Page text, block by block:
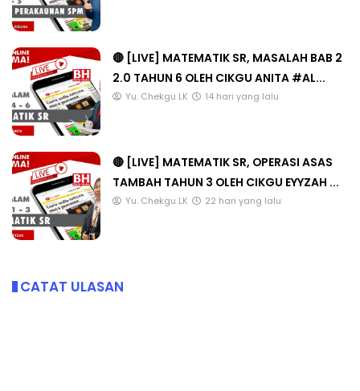
🔴 [LIVE] MATEMATIK SR, MASALAH BAB 2
2.0 TAHUN 6 OLEH CIKGU ANITA #AL...
Yu. Chekgu LK 14 hari yang lalu
🔴 [LIVE] MATEMATIK SR, OPERASI ASAS
TAMBAH TAHUN 3 OLEH CIKGU EYYZAH ...
Yu. Chekgu LK 22 hari yang lalu
CATAT ULASAN